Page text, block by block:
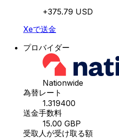
+375.79 USD
Xeで送金
プロバイダー
Nationwide
為替レート
1.319400
送金手数料
15.00 GBP
受取人が受け取る額